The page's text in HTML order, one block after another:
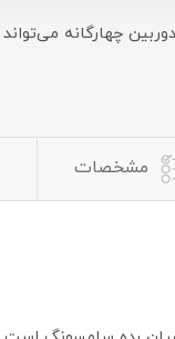
مشخصات